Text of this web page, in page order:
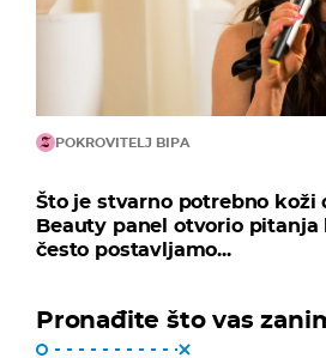
POKROVITELJ BIPA
Što je stvarno potrebno koži
Beauty panel otvorio pitanja
često postavljamo...
Pronađite što vas